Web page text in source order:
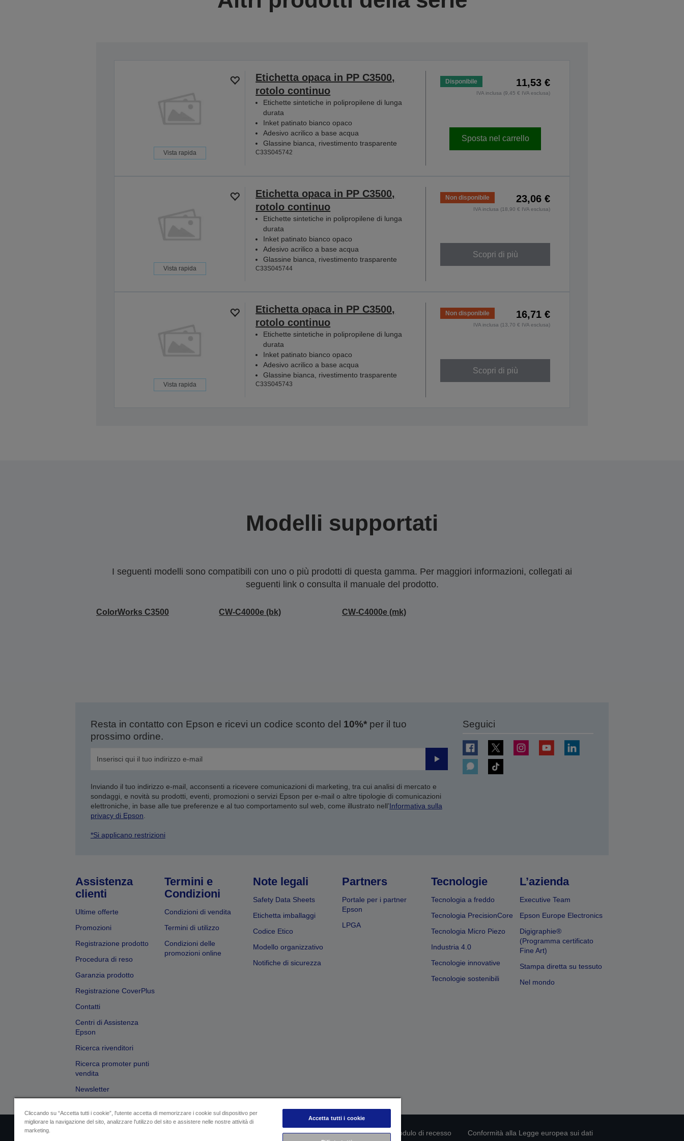
Vista rapida
Etichetta opaca in PP C3500,
rotolo continuo
Etichette sintetiche in polipropilene di lunga
durata
Inket patinato bianco opaco
Adesivo acrilico a base acqua
Glassine bianca, rivestimento trasparente
C33S045742
Disponibile 11,53 €
IVA inclusa (9,45 € IVA esclusa)
Sposta nel carrello
Vista rapida
Etichetta opaca in PP C3500,
rotolo continuo
Etichette sintetiche in polipropilene di lunga
durata
Inket patinato bianco opaco
Adesivo acrilico a base acqua
Glassine bianca, rivestimento trasparente
C33S045744
Non disponibile 23,06 €
IVA inclusa (18,90 € IVA esclusa)
Scopri di più
Vista rapida
Etichetta opaca in PP C3500,
rotolo continuo
Etichette sintetiche in polipropilene di lunga
durata
Inket patinato bianco opaco
Adesivo acrilico a base acqua
Glassine bianca, rivestimento trasparente
C33S045743
Non disponibile 16,71 €
IVA inclusa (13,70 € IVA esclusa)
Scopri di più
Modelli supportati
I seguenti modelli sono compatibili con uno o più prodotti di questa gamma. Per maggiori informazioni, collegati ai
seguenti link o consulta il manuale del prodotto.
ColorWorks C3500 CW-C4000e (bk) CW-C4000e (mk)
Resta in contatto con Epson e ricevi un codice sconto del 10%*per il tuo
prossimo ordine.
Invia
Inviando il tuo indirizzo e-mail, acconsenti a ricevere comunicazioni di marketing, tra cui analisi di mercato e
sondaggi, e novità su prodotti, eventi, promozioni o servizi Epson per e-mail o altre tipologie di comunicazioni
elettroniche, in base alle tue preferenze e al tuo comportamento sul web, come illustrato nell’Informativa sulla
privacy di Epson
*Si applicano restrizioni
Seguici
Assistenza
clienti
Ultime offerte
Promozioni
Registrazione prodotto
Procedura di reso
Garanzia prodotto
Registrazione CoverPlus
Contatti
Centri di Assistenza
Epson
Ricerca rivenditori
Ricerca promoter punti
vendita
Newsletter
Termini e
Condizioni
Condizioni di vendita
Termini di utilizzo
Condizioni delle
promozioni online
Note legali
Safety Data Sheets
Etichetta imballaggi
Codice Etico
Modello organizzativo
Notifiche di sicurezza
Partners
Portale per i partner
Epson
LPGA
Tecnologie
Tecnologia a freddo
Tecnologia PrecisionCore
Tecnologia Micro Piezo
Industria 4.0
Tecnologie innovative
Tecnologie sostenibili
L’azienda
Executive Team
Epson Europe Electronics
Digigraphie®
(Programma certificato
Fine Art)
Stampa diretta su tessuto
Nel mondo
Informativa sulla privacy Modulo di recesso Conformità alla Legge europea sui dati
Cliccando su “Accetta tutti i cookie”, l'utente accetta di memorizzare i cookie sul dispositivo per
migliorare la navigazione del sito, analizzare l'utilizzo del sito e assistere nelle nostre attività di
marketing.
Accetta tutti i cookie